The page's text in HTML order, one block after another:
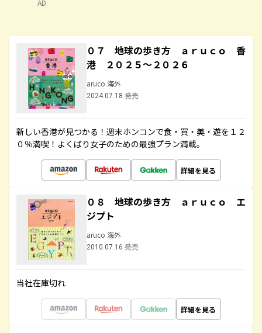
AD
０７ 地球の歩き方 ａｒｕｃｏ 香
港 ２０２５～２０２６
aruco 海外
2024.07.18 発売
新しい香港が見つかる！週末ホンコンで食・買・美・遊を１２
０％満喫！よくばり女子のための最強プラン満載。
詳細を見る
０８ 地球の歩き方 ａｒｕｃｏ エ
ジプト
aruco 海外
2010.07.16 発売
当社在庫切れ
詳細を見る